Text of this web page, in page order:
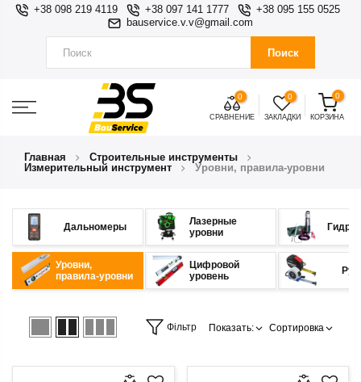
+38 098 219 4119 +38 097 141 1777
+38 095 155 0525
bauservice.v.v@gmail.com
Поиск
0
СРАВНЕНИЕ
0
ЗАКЛАДКИ
0
КОРЗИНА
Главная
Строительные инструменты
Измерительный инструмент
Уровни, правила-уровни
Дальномеры
Лазерные
уровни
Уровни,
правила-уровни
Цифровой
уровень
Фільтр Показать: Сортировка